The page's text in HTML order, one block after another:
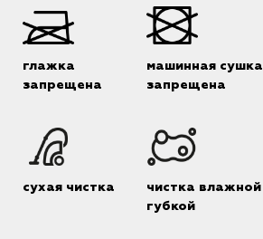
глажка
запрещена
машинная сушка
запрещена
сухая чистка
чистка влажной
губкой